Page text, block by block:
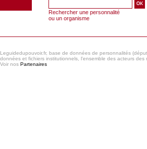
Rechercher une personnalité
ou un organisme
Leguidedupouvoir.fr, base de données de personnalités
données et fichiers institutionnels, l'ensemble des acteurs
Voir nos Partenaires